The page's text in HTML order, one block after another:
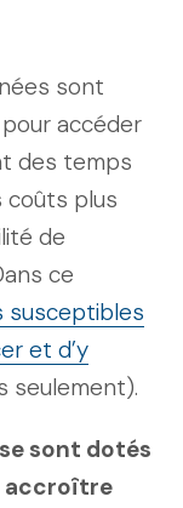
sont
accéder
des temps
coûts plus
de
ce
susceptibles
et d’y
seulement).
sont dotés
accroître